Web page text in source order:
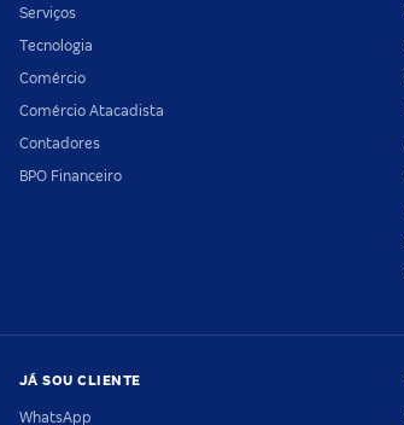
Serviços
Tecnologia
Comércio
Comércio Atacadista
Contadores
BPO Financeiro
JÁ SOU CLIENTE
WhatsApp